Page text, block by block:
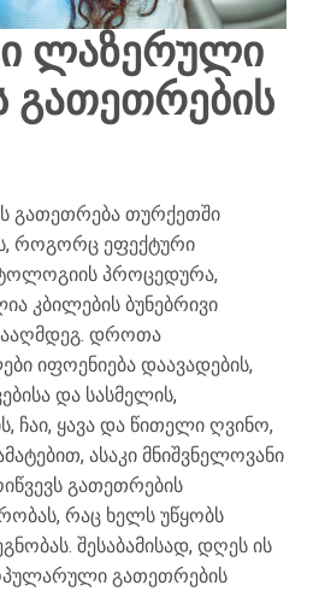
ლაზერული
გათეთრების
გათეთრება თურქეთში
როგორც ეფექტური
პროცედურა,
კბილების ბუნებრივი
დროთა
იფოენიება დაავადების,
და სასმელის,
ჩაი, ყავა და წითელი ღვინო,
ასაკი მნიშვნელოვანი
გათეთრების
რაც ხელს უწყობს
შესაბამისად, დღეს ის
გათეთრების